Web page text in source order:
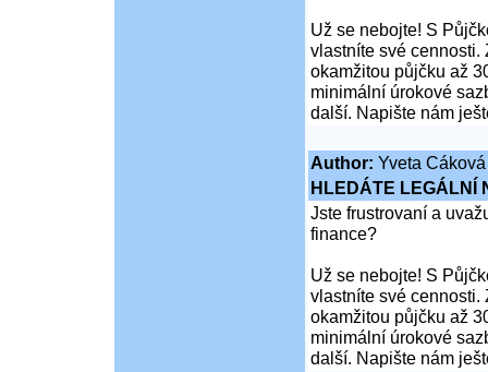
Už se nebojte! S
vlastníte své cennosti.
okamžitou půjčku až
minimální úrokové
další. Napište nám
Author: Yveta Cáková
HLEDÁTE LEGÁLNÍ
Jste frustrovaní a
finance?
Už se nebojte! S
vlastníte své cennosti.
okamžitou půjčku až
minimální úrokové
další. Napište nám